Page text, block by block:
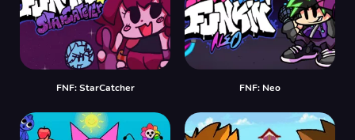
FNF: StarCatcher FNF: Neo